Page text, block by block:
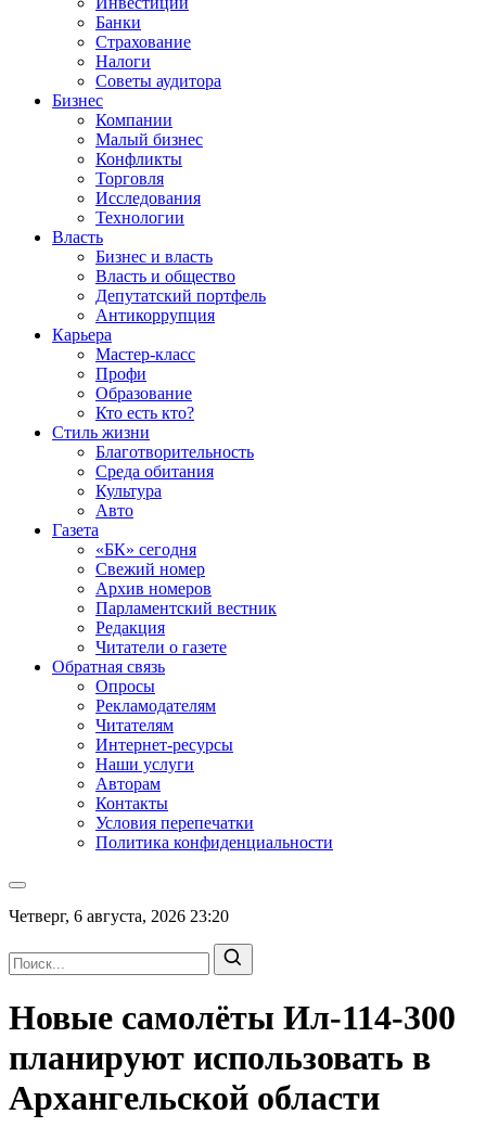
Банки
Страхование
Налоги
Советы аудитора
Бизнес
Компании
Малый бизнес
Конфликты
Торговля
Исследования
Технологии
Власть
Бизнес и власть
Власть и общество
Депутатский портфель
Антикоррупция
Карьера
Мастер-класс
Профи
Образование
Кто есть кто?
Стиль жизни
Благотворительность
Среда обитания
Культура
Авто
Газета
«БК» сегодня
Свежий номер
Архив номеров
Парламентский вестник
Редакция
Читатели о газете
Обратная связь
Опросы
Рекламодателям
Читателям
Интернет-ресурсы
Наши услуги
Авторам
Контакты
Условия перепечатки
Политика конфиденциальности
Четверг, 6 августа, 2026 23:20
Новые самолёты Ил-114-300
планируют использовать в
Архангельской области